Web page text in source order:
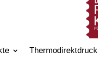
Thermodirektdruck